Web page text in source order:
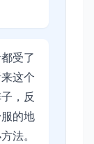
受了
这个
，反
的地
法。